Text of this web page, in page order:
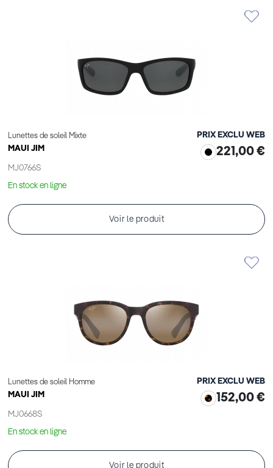
Lunettes de soleil Mixte
MAUI JIM
MJ0766S
PRIX EXCLU WEB
221,00 €
En stock en ligne
Voir le produit
Lunettes de soleil Homme
MAUI JIM
MJ0668S
PRIX EXCLU WEB
152,00 €
En stock en ligne
Voir le produit